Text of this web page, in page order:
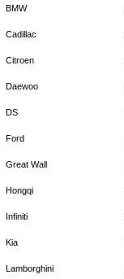
BMW
Cadillac
Citroen
Daewoo
DS
Ford
Great Wall
Hongqi
Infiniti
Kia
Lamborghini